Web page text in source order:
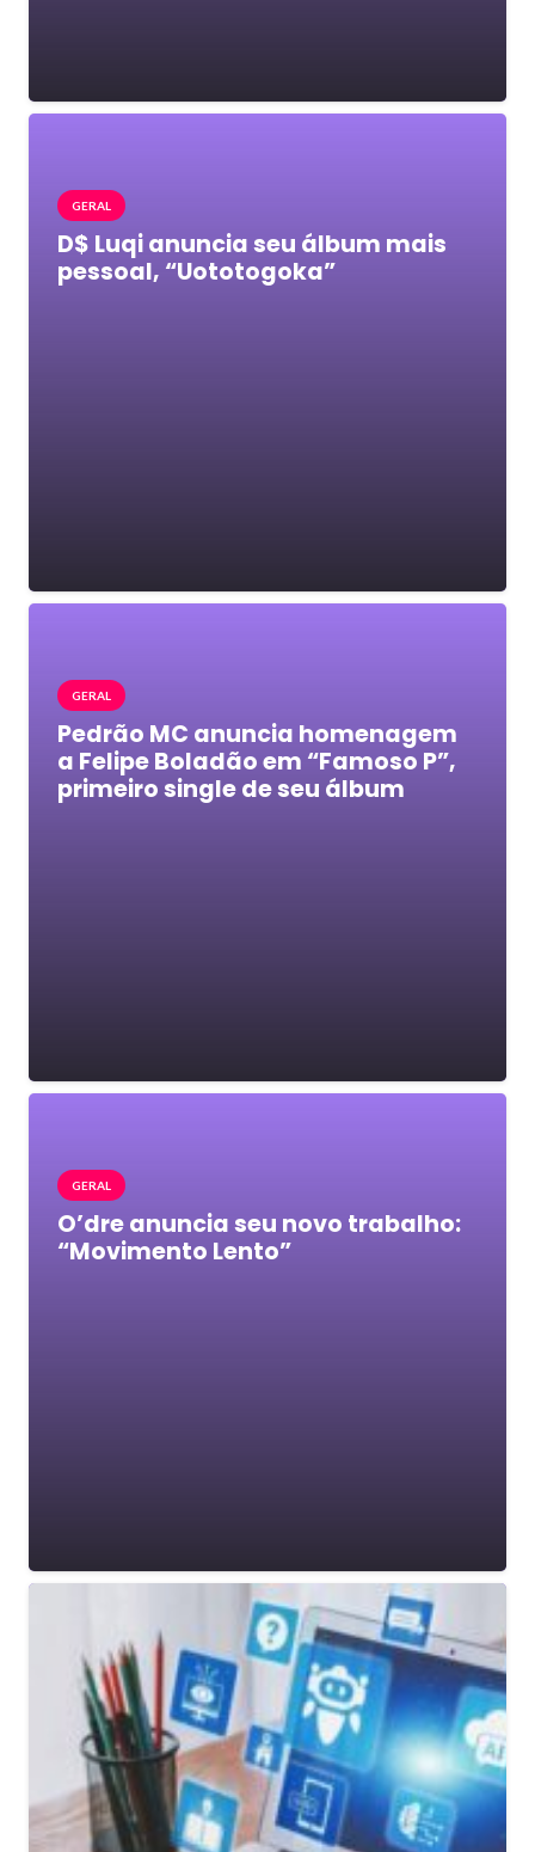
GERAL
D$ Luqi anuncia seu álbum mais
pessoal, “Uototogoka”
GERAL
Pedrão MC anuncia homenagem
a Felipe Boladão em “Famoso P”,
primeiro single de seu álbum
GERAL
O’dre anuncia seu novo trabalho:
“Movimento Lento”